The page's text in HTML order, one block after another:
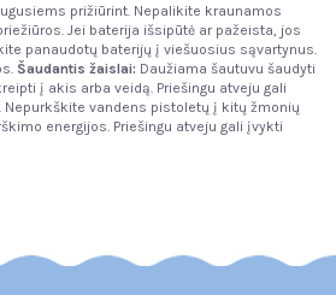
prižiūrint. Nepalikite kraunamos
Jei baterija išsipūtė ar pažeista, jos
panaudotų baterijų į viešuosius sąvartynus.
Šaudantis žaislai: Daužiama šautuvu šaudyti
į akis arba veidą. Priešingu atveju gali
vandens pistoletų į kitų žmonių
energijos. Priešingu atveju gali įvykti